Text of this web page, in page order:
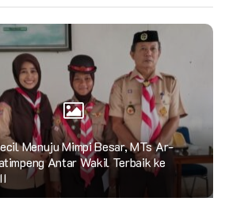
Menuju Mimpi Besar, MTs Ar-
Antar Wakil Terbaik ke